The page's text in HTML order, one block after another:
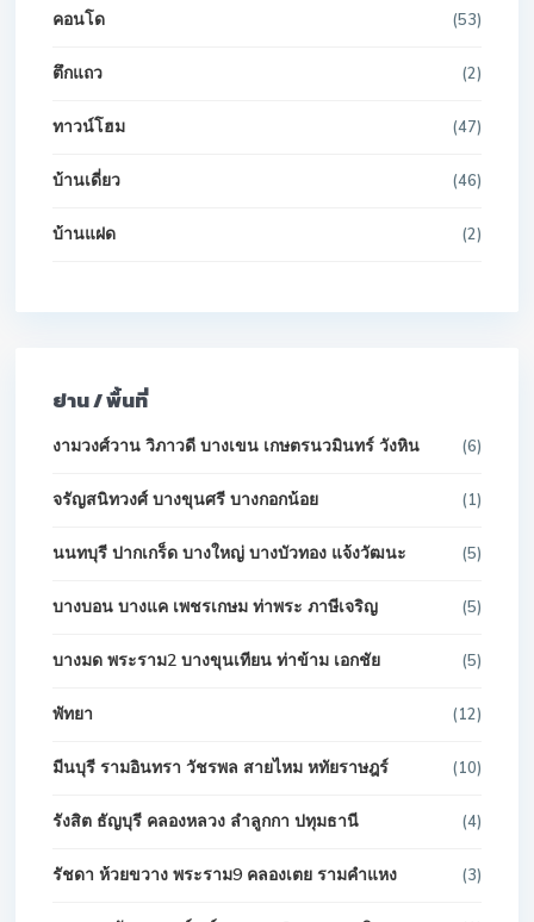
คอนโด (53)
ตึกแถว (2)
ทาวน์โฮม (47)
บ้านเดี่ยว (46)
บ้านแฝด (2)
ย่าน / พื้นที่
งามวงศ์วาน วิภาวดี บางเขน เกษตรนวมินทร์ วังหิน (6)
จรัญสนิทวงศ์ บางขุนศรี บางกอกน้อย (1)
นนทบุรี ปากเกร็ด บางใหญ่ บางบัวทอง แจ้งวัฒนะ (5)
บางบอน บางแค เพชรเกษม ท่าพระ ภาษีเจริญ (5)
บางมด พระราม2 บางขุนเทียน ท่าข้าม เอกชัย (5)
พัทยา (12)
มีนบุรี รามอินทรา วัชรพล สายไหม หทัยราษฎร์ (10)
รังสิต ธัญบุรี คลองหลวง ลำลูกกา ปทุมธานี (4)
รัชดา ห้วยขวาง พระราม9 คลองเตย รามคำแหง (3)